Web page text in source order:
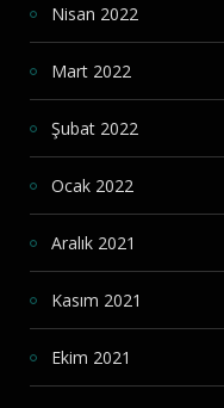
Nisan 2022
Mart 2022
Şubat 2022
Ocak 2022
Aralık 2021
Kasım 2021
Ekim 2021